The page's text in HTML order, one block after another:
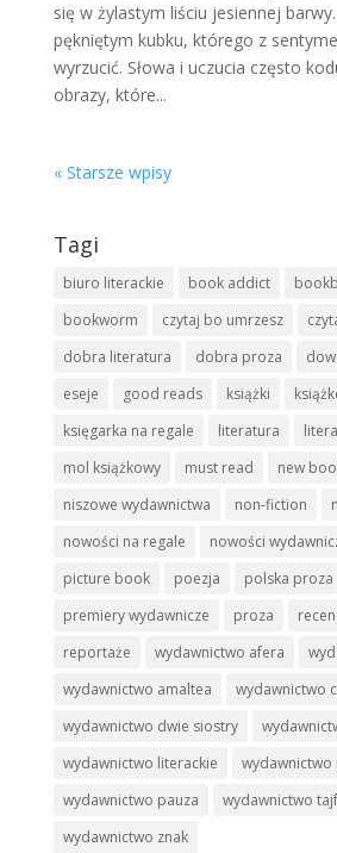
się w żylastym liściu jesiennej
pękniętym kubku, którego z
wyrzucić. Słowa i uczucia często
obrazy, które...
« Starsze wpisy
Tagi
biuro literackie book addict
bookworm
czytaj bo umrzesz
dobra literatura
dobra proza
eseje
good reads książki
księgarka na regale
literatura
mol książkowy
must read
new
niszowe wydawnictwa
non-fiction
nowości na regale
nowości
picture book
poezja polska proza
premiery wydawnicze
proza
reportaże
wydawnictwo afera
wydawnictwo amaltea
wydawnictwo
wydawnictwo dwie siostry
wydawnictwo literackie
wydawnictwo
wydawnictwo pauza
wydawnictwo
wydawnictwo znak